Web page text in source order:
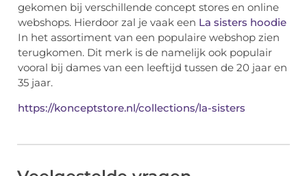
gekomen bij verschillende concept stores en online
webshops. Hierdoor zal je vaak een La sisters hoodie
In het assortiment van een populaire webshop zien
terugkomen. Dit merk is de namelijk ook populair
vooral bij dames van een leeftijd tussen de 20 jaar en
35 jaar.
https://konceptstore.nl/collections/la-sisters